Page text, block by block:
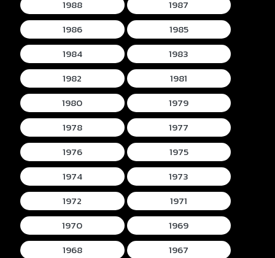
1988
1987
1986
1985
1984
1983
1982
1981
1980
1979
1978
1977
1976
1975
1974
1973
1972
1971
1970
1969
1968
1967